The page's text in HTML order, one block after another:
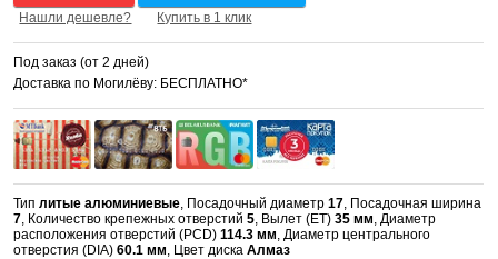
Нашли дешевле? Купить в 1 клик
Под заказ (от 2 дней)
Доставка по Могилёву: БЕСПЛАТНО*
Типлитые алюминиевые, Посадочный диаметр17, Посадочная ширина
7, Количество крепежных отверстий5, Вылет (ET)35 мм, Диаметр
расположения отверстий (PCD)114.3 мм, Диаметр центрального
отверстия (DIA)60.1 мм, Цвет дискаАлмаз